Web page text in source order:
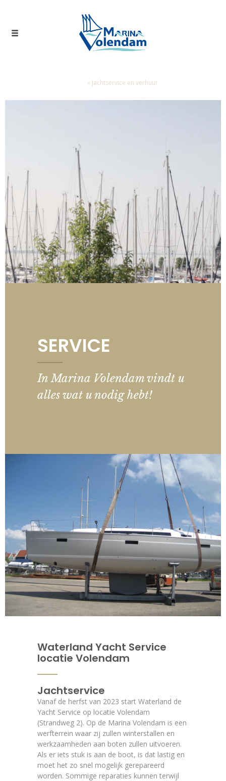
» Jachtservice en verhuur
SERVICE
In Marina Volendam vindt u
alles wat u nodig hebt!
Waterland Yacht Service
locatie Volendam
Jachtservice
Vanaf de herfst van 2023 start Waterland de
Yacht Service op locatie Volendam
(Strandweg 2). Op de Marina Volendam is een
werfterrein waar zij zullen winterstallen en
werkzaamheden aan boten zullen uitvoeren.
Als er iets stuk is aan de boot, is dat lastig en
moet het zo snel mogelijk gerepareerd
worden. Sommige reparaties kunnen terwijl